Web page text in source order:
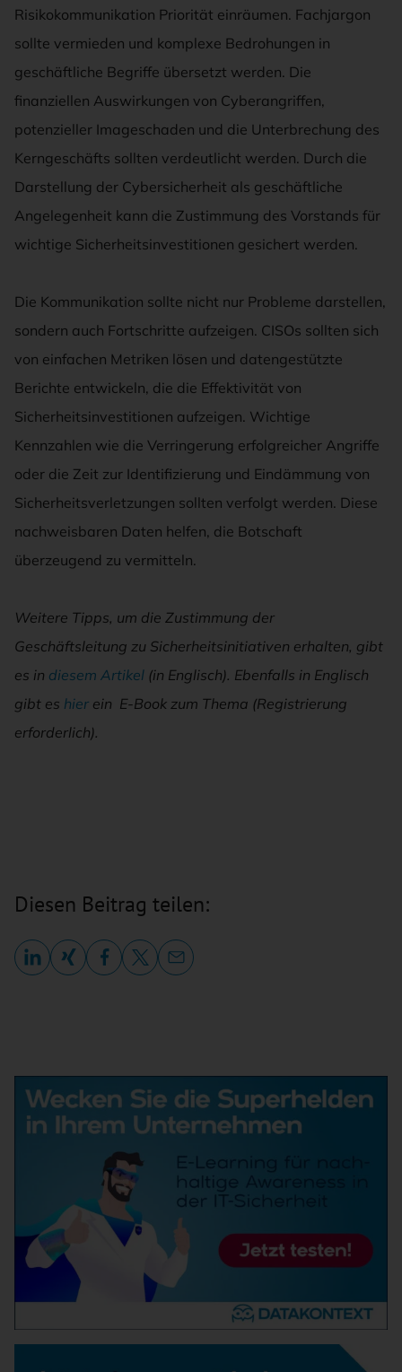
Risikokommunikation Priorität einräumen. Fachjargon
sollte vermieden und komplexe Bedrohungen in
geschäftliche Begriffe übersetzt werden. Die
finanziellen Auswirkungen von Cyberangriffen,
potenzieller Imageschaden und die Unterbrechung des
Kerngeschäfts sollten verdeutlicht werden. Durch die
Darstellung der Cybersicherheit als geschäftliche
Angelegenheit kann die Zustimmung des Vorstands für
wichtige Sicherheitsinvestitionen gesichert werden.
Die Kommunikation sollte nicht nur Probleme darstellen,
sondern auch Fortschritte aufzeigen. CISOs sollten sich
von einfachen Metriken lösen und datengestützte
Berichte entwickeln, die die Effektivität von
Sicherheitsinvestitionen aufzeigen. Wichtige
Kennzahlen wie die Verringerung erfolgreicher Angriffe
oder die Zeit zur Identifizierung und Eindämmung von
Sicherheitsverletzungen sollten verfolgt werden. Diese
nachweisbaren Daten helfen, die Botschaft
überzeugend zu vermitteln.
Weitere Tipps, um die Zustimmung der
Geschäftsleitung zu Sicherheitsinitiativen erhalten, gibt
es in diesem Artikel (in Englisch). Ebenfalls in Englisch
gibt es hier ein E-Book zum Thema (Registrierung
erforderlich).
Diesen Beitrag teilen: